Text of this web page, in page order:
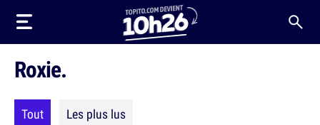
Roxie.
Tout Les plus lus